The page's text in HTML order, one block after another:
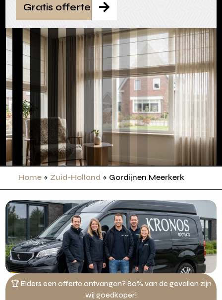

Gratis offerte
Home» Zuid-Holland » Gordijnen Meerkerk
🏆 Elders een offerte ontvangen? 80% van de gevallen zijn
wij goedkoper!